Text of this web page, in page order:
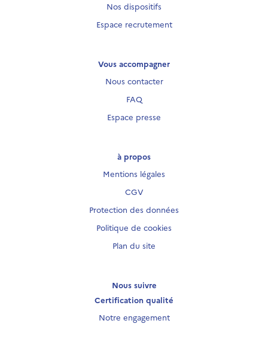
Nos dispositifs
Espace recrutement
Vous accompagner
Nous contacter
FAQ
Espace presse
à propos
Mentions légales
CGV
Protection des données
Politique de cookies
Plan du site
Nous suivre
Certification qualité
Notre engagement